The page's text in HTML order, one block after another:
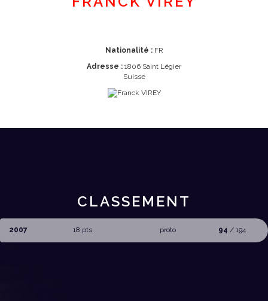
Nationalité :FR
Adresse : 1806 Saint Légier
Suisse
CLASSEMENT
2007 18 pts. proto 94 / 194